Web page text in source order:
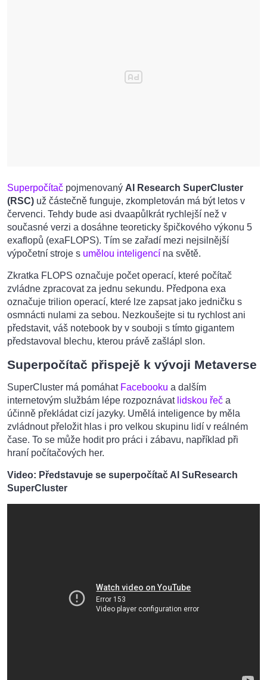
Superpočítač pojmenovaný AI Research SuperCluster
(RSC) už částečně funguje, zkompletován má být letos v
červenci. Tehdy bude asi dvaapůlkrát rychlejší než v
současné verzi a dosáhne teoreticky špičkového výkonu 5
exaflopů (exaFLOPS). Tím se zařadí mezi nejsilnější
výpočetní stroje s umělou inteligencí na světě.
Zkratka FLOPS označuje počet operací, které počítač
zvládne zpracovat za jednu sekundu. Předpona exa
označuje trilion operací, které lze zapsat jako jedničku s
osmnácti nulami za sebou. Nezkoušejte si tu rychlost ani
představit, váš notebook by v souboji s tímto gigantem
představoval blechu, kterou právě zašlápl slon.
Superpočítač přispejě k vývoji Metaverse
SuperCluster má pomáhat Facebooku a dalším
internetovým službám lépe rozpoznávat lidskou řeč a
účinně překládat cizí jazyky. Umělá inteligence by měla
zvládnout přeložit hlas i pro velkou skupinu lidí v reálném
čase. To se může hodit pro práci i zábavu, například při
hraní počítačových her.
Video: Představuje se superpočítač AI SuResearch
SuperCluster